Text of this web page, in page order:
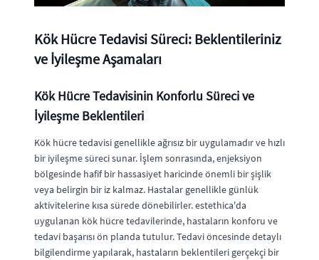
Kök Hücre Tedavisi Süreci: Beklentileriniz
ve İyileşme Aşamaları
Kök Hücre Tedavisinin Konforlu Süreci ve
İyileşme Beklentileri
Kök hücre tedavisi genellikle ağrısız bir uygulamadır ve hızlı
bir iyileşme süreci sunar. İşlem sonrasında, enjeksiyon
bölgesinde hafif bir hassasiyet haricinde önemli bir şişlik
veya belirgin bir iz kalmaz. Hastalar genellikle günlük
aktivitelerine kısa sürede dönebilirler. estethica'da
uygulanan kök hücre tedavilerinde, hastaların konforu ve
tedavi başarısı ön planda tutulur. Tedavi öncesinde detaylı
bilgilendirme yapılarak, hastaların beklentileri gerçekçi bir